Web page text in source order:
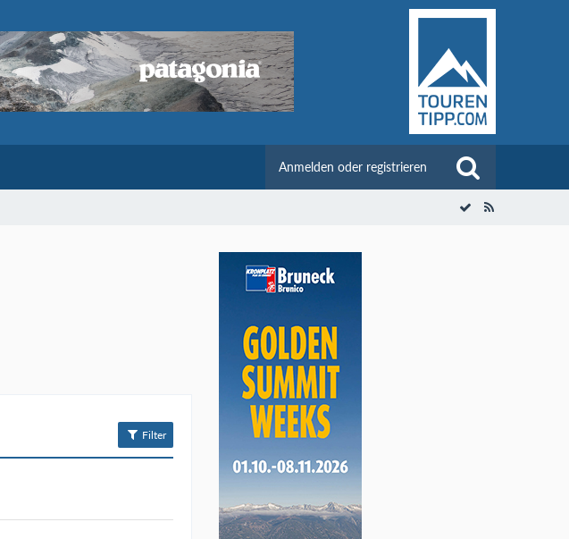
Anmelden oder registrieren
Filter